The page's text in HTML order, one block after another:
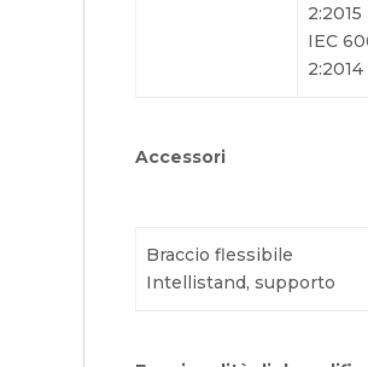
2:2015
IEC
2:2014
Accessori
Braccio flessibile
Intellistand, supporto